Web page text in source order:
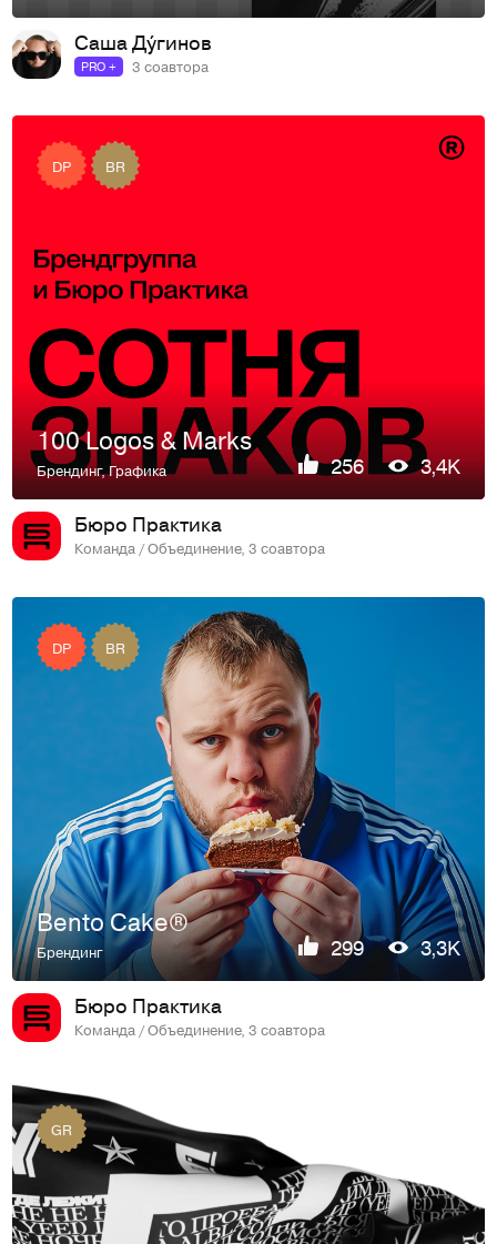
Саша Ду́гинов
PRO + 3 соавтора
DP BR
100 Logos & Marks
Брендинг,Графика 256 3,4K
Бюро Практика
Команда / Объединение, 3 соавтора
DP BR
Bento Cake®
Брендинг 299 3,3K
Бюро Практика
Команда / Объединение, 3 соавтора
GR